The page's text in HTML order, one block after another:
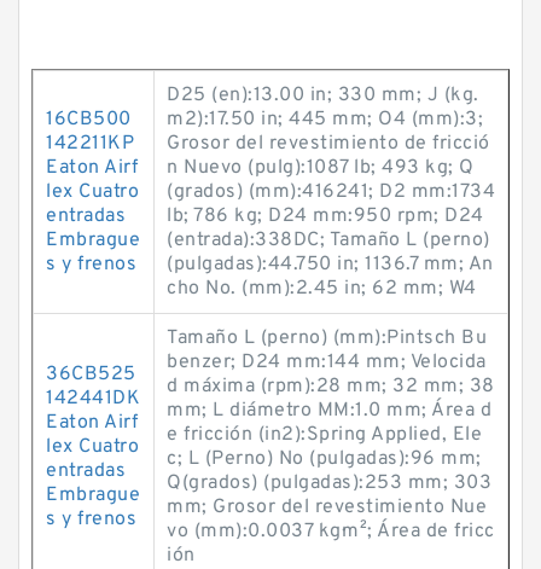
16CB500
142211KP
Eaton Airf
lex Cuatro
entradas
Embrague
s y frenos
D25 (en):13.00 in; 330 mm; J (kg.
m2):17.50 in; 445 mm; O4 (mm):3;
Grosor del revestimiento de fricció
n Nuevo (pulg):1087 lb; 493 kg; Q
(grados) (mm):416241; D2 mm:1734
lb; 786 kg; D24 mm:950 rpm; D24
(entrada):338DC; Tamaño L (perno)
(pulgadas):44.750 in; 1136.7 mm; An
cho No. (mm):2.45 in; 62 mm; W4
36CB525
142441DK
Eaton Airf
lex Cuatro
entradas
Embrague
s y frenos
Tamaño L (perno) (mm):Pintsch Bu
benzer; D24 mm:144 mm; Velocida
d máxima (rpm):28 mm; 32 mm; 38
mm; L diámetro MM:1.0 mm; Área d
e fricción (in2):Spring Applied, Ele
c; L (Perno) No (pulgadas):96 mm;
Q(grados) (pulgadas):253 mm; 303
mm; Grosor del revestimiento Nue
vo (mm):0.0037 kg·m²; Área de fricc
ión